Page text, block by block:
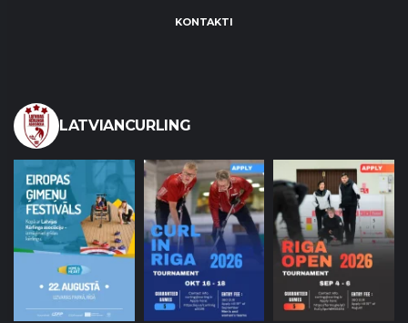
KONTAKTI
LATVIANCURLING